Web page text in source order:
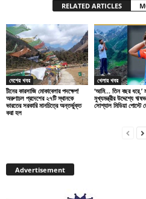
RELATED ARTICLES
দেশের খবর
চীনের কারসাজি মোকাবেলার পদক্ষেপ!
অরুণাচল প্রদেশের ২৭টি স্থানকে
ভারতের সরকারি মানচিত্রে অন্তর্ভুক্ত
করা হল
খেলার খবর
‘আমি… তিন বছর ধরে,’
মুখ্যমন্ত্রীর উদ্দেশ্যে
সোশ্যাল মিডিয়া পোস্টে
Advertisement